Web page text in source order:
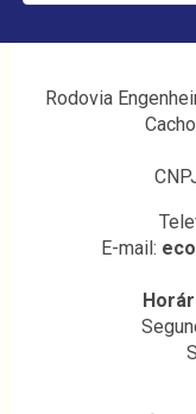
Rodovia
E-mail: